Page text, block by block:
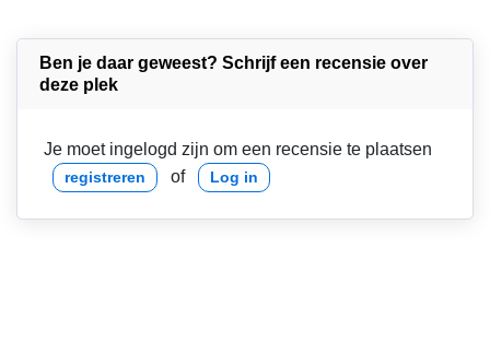
Ben je daar geweest? Schrijf een recensie over
deze plek
Je moet ingelogd zijn om een recensie te plaatsen
registreren of Log in